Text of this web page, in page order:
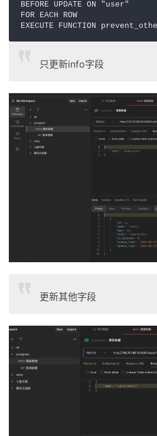
BEFORE UPDATE ON "user"
FOR EACH ROW
EXECUTE FUNCTION
只更新info字段
更新其他字段